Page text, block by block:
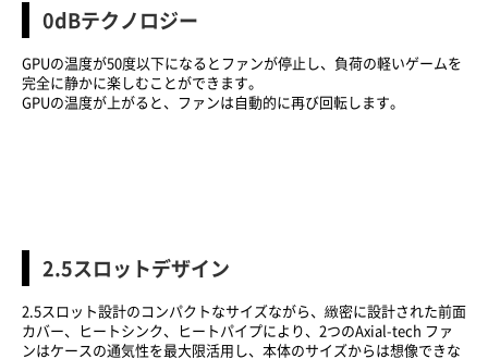
0dBテクノロジー
GPUの温度が50度以下になるとファンが停止し、負荷の軽いゲームを
完全に静かに楽しむことができます。
GPUの温度が上がると、ファンは自動的に再び回転します。
2.5スロットデザイン
2.5スロット設計のコンパクトなサイズながら、緻密に設計された前面
カバー、ヒートシンク、ヒートパイプにより、2つのAxial-tech ファ
ンはケースの通気性を最大限活用し、本体のサイズからは想像できな